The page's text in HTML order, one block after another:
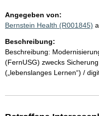
Angegeben von:
Bernstein Health (R001845)
Beschreibung:
Beschreibung:
(FernUSG) zwecks
(„lebenslanges Lernen“) /